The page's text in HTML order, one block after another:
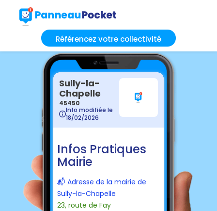
Référencez votre collectivité
Sully-la-
Chapelle
45450
Info modifiée le
18/02/2026
Infos Pratiques
Mairie
📬 Adresse de la mairie de
Sully-la-Chapelle
23, route de Fay